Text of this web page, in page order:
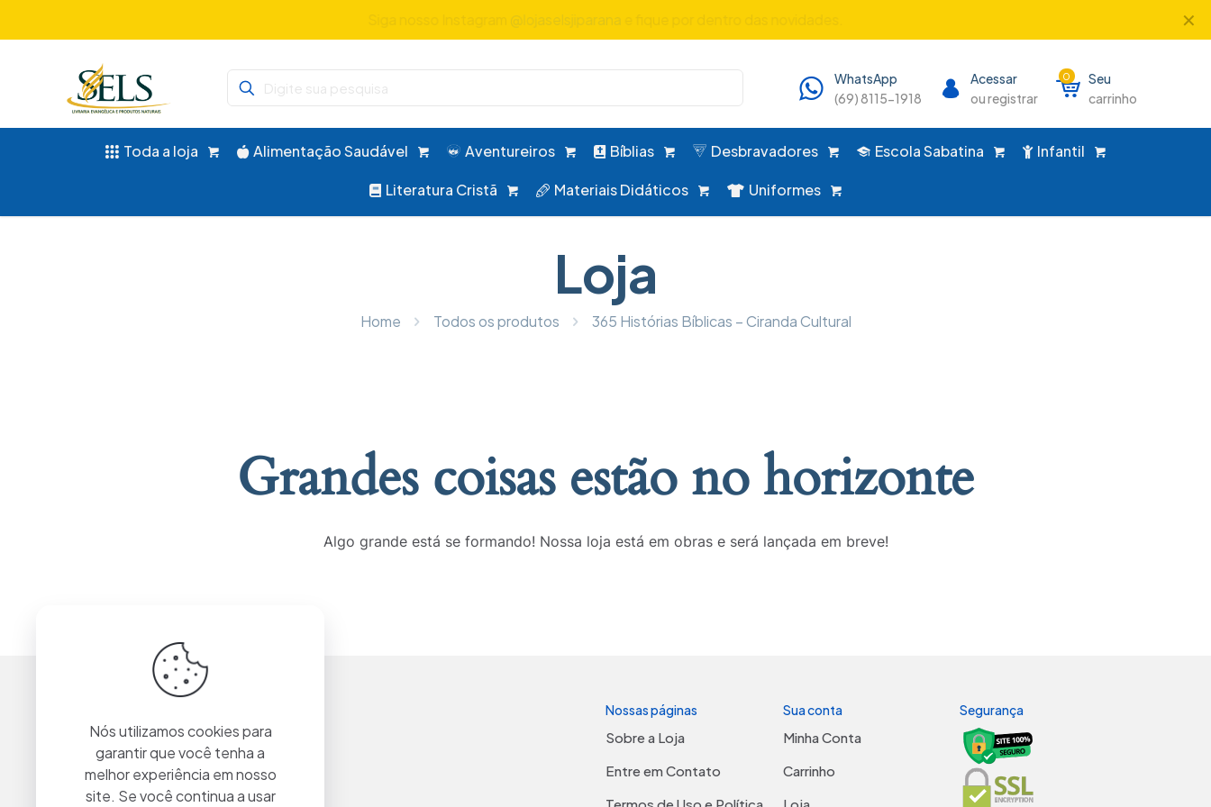
Didáticos, uniformes, desbravadores, aventureiros e alimentação em um único lugar! ✕
WhatsApp
(69) 8115-1918
Acessar
ou registrar
0
Seu
carrinho
Toda a loja Alimentação Saudável Aventureiros Bíblias Desbravadores Escola Sabatina Infantil
Literatura Cristã Materiais Didáticos Uniformes
Loja
Home Todos os produtos 365 Histórias Bíblicas – Ciranda Cultural
Grandes coisas estão no horizonte
Algo grande está se formando! Nossa loja está em obras e será lançada em breve!
Nossas páginas
Sobre a Loja
Entre em Contato
Termos de Uso e Política
Sua conta
Minha Conta
Carrinho
Loja
Segurança
Nós utilizamos cookies para
garantir que você tenha a
melhor experiência em nosso
site. Se você continua a usar